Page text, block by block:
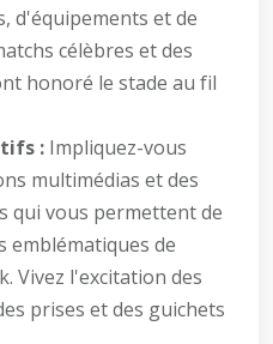
d'équipements et de
célèbres et des
honoré le stade au fil
: Impliquez-vous
multimédias et des
qui vous permettent de
emblématiques de
Vivez l'excitation des
prises et des guichets